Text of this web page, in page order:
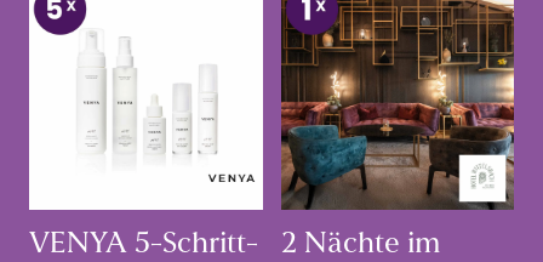
VENYA 5-Schritt-
2 Nächte im